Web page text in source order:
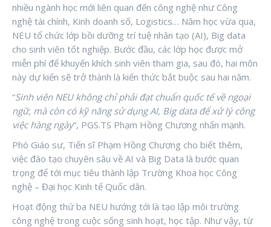
nhiều ngành học mới liên quan đến công nghệ như Công
nghệ tài chính, Kinh doanh số, Logistics… Năm học vừa qua,
NEU tổ chức lớp bồi dưỡng trí tuệ nhân tạo (AI), Big data
cho sinh viên tốt nghiệp. Bước đầu, các lớp học được mở
miễn phí để khuyến khích sinh viên tham gia, sau đó, hai môn
này dự kiến sẽ trở thành là kiến thức bắt buộc sau hai năm.
“Sinh viên NEU không chỉ phải đạt chuẩn quốc tế về ngoại
ngữ, mà còn có kỹ năng sử dụng AI, Big data để xử lý công
việc hàng ngày“, PGS.TS Phạm Hồng Chương nhấn mạnh.
Phó Giáo sư, Tiến sĩ Phạm Hồng Chương cho biết thêm,
việc đào tạo chuyên sâu về AI và Big Data là bước quan
trọng để tới mục tiêu thành lập Trường Khoa học Công
nghệ – Đại học Kinh tế Quốc dân.
Hoạt động thứ ba NEU hướng tới là tạo lập môi trường
công nghệ trong cuộc sống sinh hoạt, học tập. Như vậy, từ